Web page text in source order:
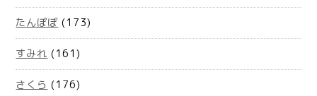
たんぽぽ (173)
すみれ (161)
さくら (176)